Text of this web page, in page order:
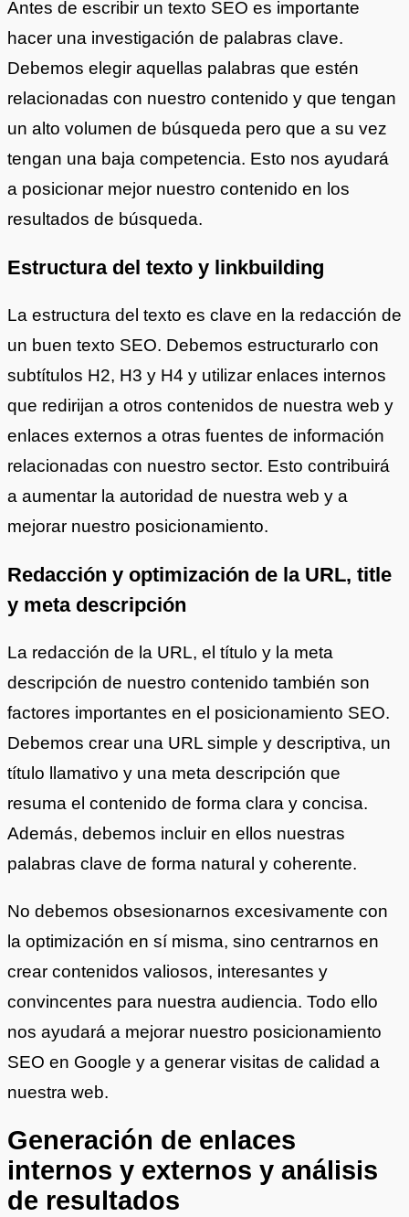
Antes de escribir un texto SEO es importante
hacer una investigación de palabras clave.
Debemos elegir aquellas palabras que estén
relacionadas con nuestro contenido y que tengan
un alto volumen de búsqueda pero que a su vez
tengan una baja competencia. Esto nos ayudará
a posicionar mejor nuestro contenido en los
resultados de búsqueda.
Estructura del texto y linkbuilding
La estructura del texto es clave en la redacción de
un buen texto SEO. Debemos estructurarlo con
subtítulos H2, H3 y H4 y utilizar enlaces internos
que redirijan a otros contenidos de nuestra web y
enlaces externos a otras fuentes de información
relacionadas con nuestro sector. Esto contribuirá
a aumentar la autoridad de nuestra web y a
mejorar nuestro posicionamiento.
Redacción y optimización de la URL, title
y meta descripción
La redacción de la URL, el título y la meta
descripción de nuestro contenido también son
factores importantes en el posicionamiento SEO.
Debemos crear una URL simple y descriptiva, un
título llamativo y una meta descripción que
resuma el contenido de forma clara y concisa.
Además, debemos incluir en ellos nuestras
palabras clave de forma natural y coherente.
No debemos obsesionarnos excesivamente con
la optimización en sí misma, sino centrarnos en
crear contenidos valiosos, interesantes y
convincentes para nuestra audiencia. Todo ello
nos ayudará a mejorar nuestro posicionamiento
SEO en Google y a generar visitas de calidad a
nuestra web.
Generación de enlaces
internos y externos y análisis
de resultados